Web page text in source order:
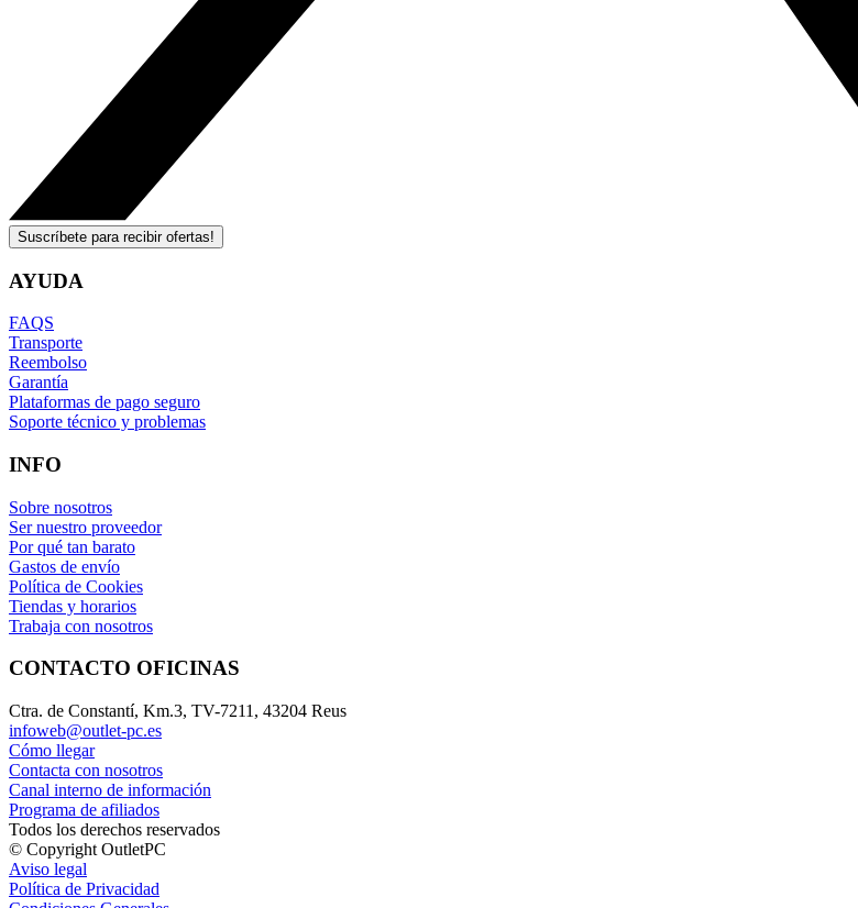
Suscríbete para recibir ofertas!
AYUDA
FAQS
Transporte
Reembolso
Garantía
Plataformas de pago seguro
Soporte técnico y problemas
INFO
Sobre nosotros
Ser nuestro proveedor
Por qué tan barato
Gastos de envío
Política de Cookies
Tiendas y horarios
Trabaja con nosotros
CONTACTO OFICINAS
Ctra. de Constantí, Km.3, TV-7211, 43204 Reus
infoweb@outlet-pc.es
Cómo llegar
Contacta con nosotros
Canal interno de información
Programa de afiliados
Todos los derechos reservados
© Copyright OutletPC
Aviso legal
Política de Privacidad